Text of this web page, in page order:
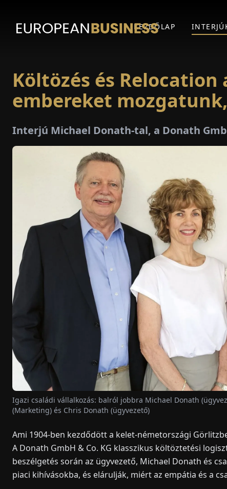
KEZDŐLAP
Költözés és
embereket
Interjú Michael Donath-tal, a Donath
Igazi családi vállalkozás: balról jobbra Michael Donath
(Marketing) és Chris Donath (ügyvezető)
Ami 1904-ben kezdődött a kelet-németországi
A Donath GmbH & Co. KG klasszikus költöztetési
beszélgetés során az ügyvezető, Michael Donath és
piaci kihívásokba, és elárulják, miért az empátia és a